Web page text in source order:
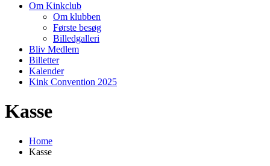
Om Kinkclub
Om klubben
Første besøg
Billedgalleri
Bliv Medlem
Billetter
Kalender
Kink Convention 2025
Kasse
Home
Kasse